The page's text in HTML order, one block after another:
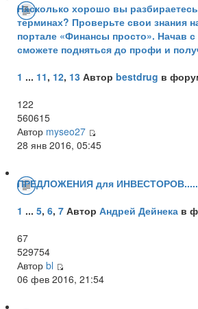
Насколько хорошо вы
терминах? Проверьте свои знания
портале «Финансы просто». Начав
сможете подняться до профи и
1 ... 11, 12, 13 Автор bestdrug в
122
560615
Автор myseo27
28 янв 2016, 05:45
ПРЕДЛОЖЕНИЯ для
1 ... 5, 6, 7 Автор Андрей Дейнека в
67
529754
Автор bl
06 фев 2016, 21:54